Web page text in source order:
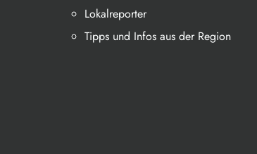
Lokalreporter
Tipps und Infos aus der Region